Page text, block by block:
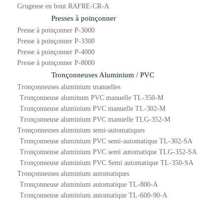
Grugeuse en bout RAFRE-CR-A
Presses à poinçonner
Presse à poinçonner P-3000
Presse à poinçonner P-3300
Presse à poinçonner P-4000
Presse à poinçonner P-8000
Tronçonneuses Aluminium / PVC
Tronçonneuses aluminium manuelles
Tronçonneuse aluminum PVC manuelle TL-350-M
Tronçonneuse aluminium PVC manuelle TL-302-M
Tronçonneuse aluminium PVC manuelle TLG-352-M
Tronçonneuses aluminium semi-automatiques
Tronçonneuse aluminium PVC semi-automatique TL-302-SA
Tronçonneuse aluminium PVC semi automatique TLG-352-SA
Tronçonneuse aluminium PVC Semi automatique TL-350-SA
Tronçonneuses aluminium automatiques
Tronçonneuse aluminium automatique TL-800-A
Tronçonneuse aluminium automatique TL-600-90-A